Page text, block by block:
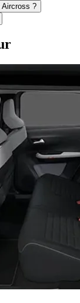
Aircross ?